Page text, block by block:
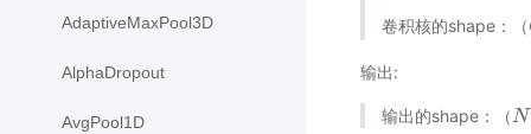
AdaptiveMaxPool3D
AlphaDropout
AvgPool1D
卷积核的shape： （（
输出:
输出的shape： （N
（N,